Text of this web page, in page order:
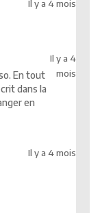
Il y a 4 mois
En tout
dans la
en
Il y a 4
mois
Il y a 4 mois